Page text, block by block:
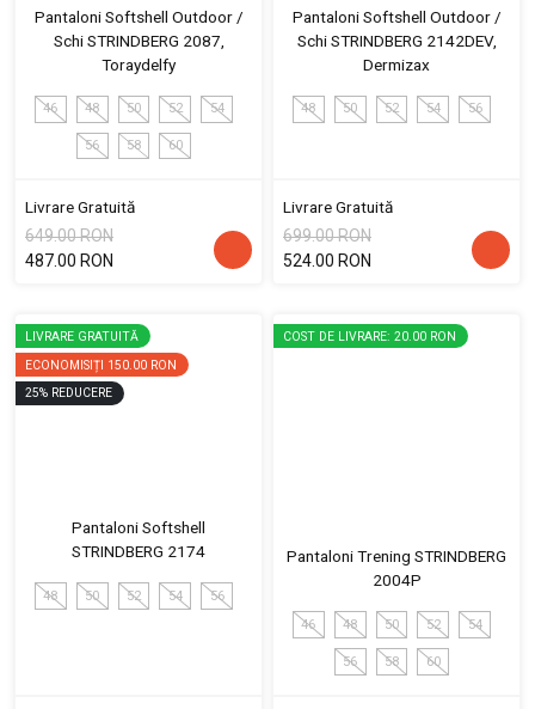
Pantaloni Softshell Outdoor /
Schi STRINDBERG 2087,
Toraydelfy
46 48 50 52 54
56 58 60
Livrare Gratuită
649.00 RON
487.00 RON
Pantaloni Softshell Outdoor /
Schi STRINDBERG 2142DEV,
Dermizax
48 50 52 54 56
Livrare Gratuită
699.00 RON
524.00 RON
LIVRARE GRATUITĂ
ECONOMISIȚI 150.00 RON
25% REDUCERE
Pantaloni Softshell
STRINDBERG 2174
48 50 52 54 56
COST DE LIVRARE: 20.00 RON
Pantaloni Trening STRINDBERG
2004P
46 48 50 52 54
56 58 60